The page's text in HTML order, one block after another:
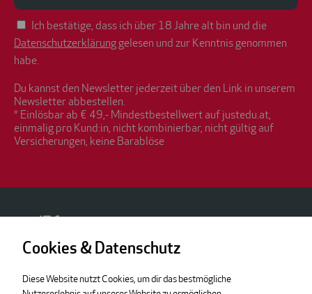
Ich bestätige, dass ich über 18 Jahre alt bin und die
Datenschutzerklärunggelesen und zur Kenntnis genommen
habe.
Du kannst den Newsletter jederzeit über den Link in unserem
Newsletter abbestellen.
* Einlösbar ab € 49,- Mindestbestellwert auf justedu.at,
einmalig pro Kund:in, nicht kombinierbar, nicht gültig auf
Versicherungen, keine Barablöse
Rechtliches Kontakt
Cookies & Datenschutz
Diese Website nutzt Cookies, um dir das bestmögliche